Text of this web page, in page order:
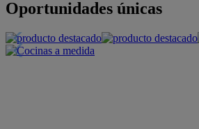
Oportunidades únicas